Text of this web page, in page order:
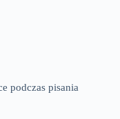
podczas pisania